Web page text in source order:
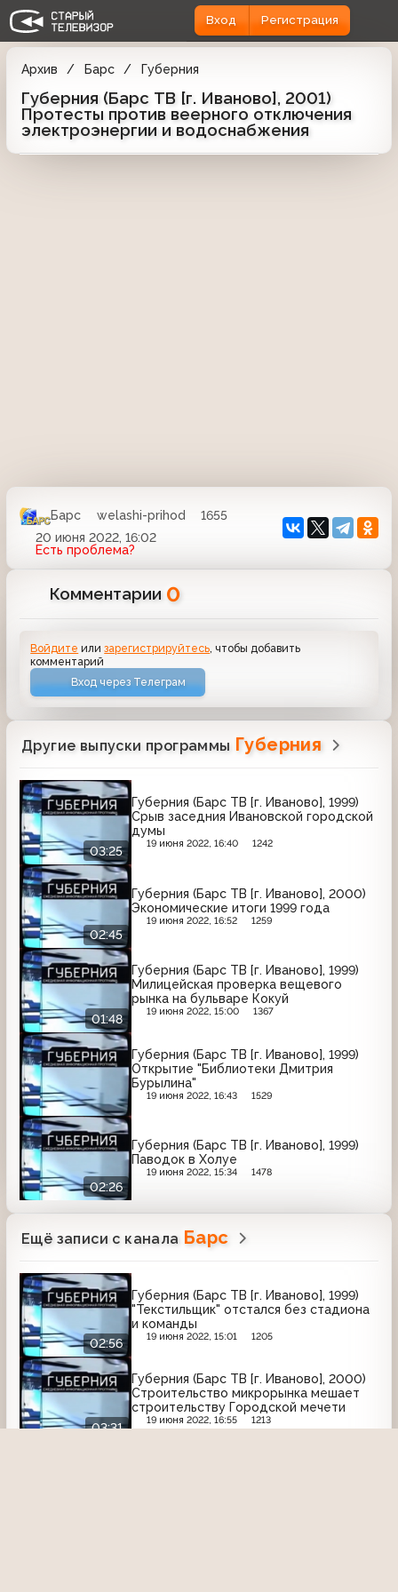
Вход Регистрация
Архив Барс Губерния
Губерния (Барс ТВ [г. Иваново], 2001)
Протесты против веерного отключения
электроэнергии и водоснабжения
Барс welashi-prihod
1655
20 июня 2022, 16:02
Есть проблема?
Комментарии 0
Войдите илизарегистрируйтесь , чтобы добавить
комментарий
Вход через Телеграм
Другие выпуски программы Губерния
03:25
Губерния (Барс ТВ [г. Иваново], 1999)
Срыв заседния Ивановской городской
думы
19 июня 2022, 16:40 1242
02:45
Губерния (Барс ТВ [г. Иваново], 2000)
Экономические итоги 1999 года
19 июня 2022, 16:52 1259
01:48
Губерния (Барс ТВ [г. Иваново], 1999)
Милицейская проверка вещевого
рынка на бульваре Кокуй
19 июня 2022, 15:00 1367
Губерния (Барс ТВ [г. Иваново], 1999)
Открытие "Библиотеки Дмитрия
Бурылина"
19 июня 2022, 16:43 1529
02:26
Губерния (Барс ТВ [г. Иваново], 1999)
Паводок в Холуе
19 июня 2022, 15:34 1478
Ещё записи с канала Барс
02:56
Губерния (Барс ТВ [г. Иваново], 1999)
"Текстильщик" отстался без стадиона
и команды
19 июня 2022, 15:01 1205
03:31
Губерния (Барс ТВ [г. Иваново], 2000)
Строительство микрорынка мешает
строительству Городской мечети
19 июня 2022, 16:55 1213